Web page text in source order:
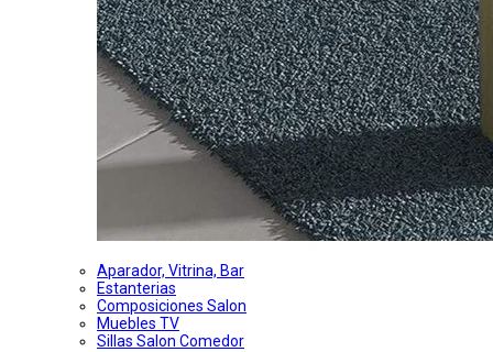
Aparador, Vitrina, Bar
Estanterias
Composiciones Salon
Muebles TV
Sillas Salon Comedor